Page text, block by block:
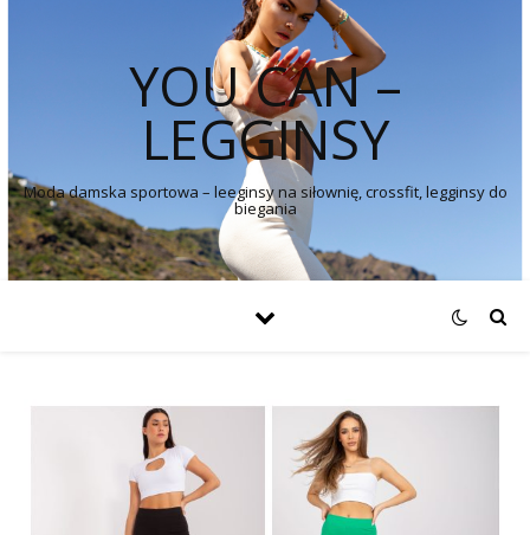
YOU CAN –
LEGGINSY
Moda damska sportowa – leeginsy na siłownię, crossfit, legginsy do
biegania